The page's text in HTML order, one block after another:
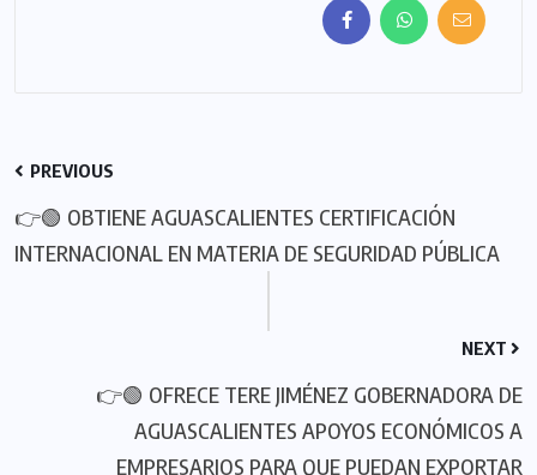
PREVIOUS
👉🟢 OBTIENE AGUASCALIENTES CERTIFICACIÓN
INTERNACIONAL EN MATERIA DE SEGURIDAD PÚBLICA
NEXT
👉🟢 OFRECE TERE JIMÉNEZ GOBERNADORA DE
AGUASCALIENTES APOYOS ECONÓMICOS A
EMPRESARIOS PARA QUE PUEDAN EXPORTAR